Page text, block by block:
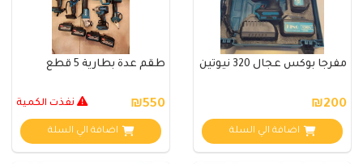
مفرجا بوكس عجال 320 نيوتين
₪200
اضافة الي السلة
طقم عدة بطارية 5 قطع
₪550 نفذت الكمية
اضافة الي السلة